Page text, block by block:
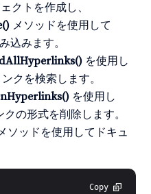
クトを作成し、
メソッドを使用して
込みます。
を使用し
クを検索します。
を使用し
の形式を削除します。
ソッドを使用してドキュ
Copy